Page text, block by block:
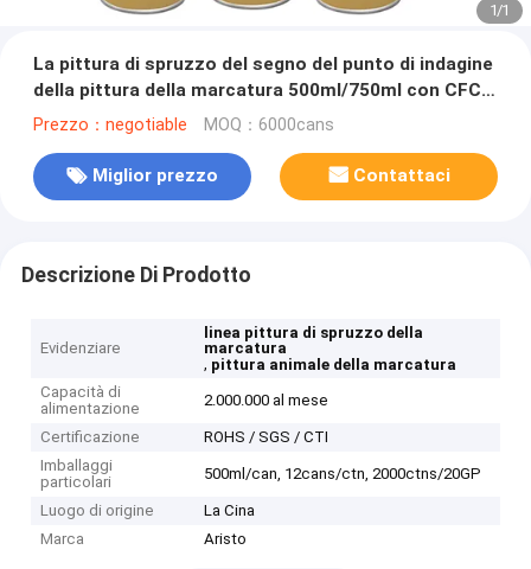
1/1
La pittura di spruzzo del segno del punto di indagine
della pittura della marcatura 500ml/750ml con CFC
libera
Prezzo：negotiable MOQ：6000cans
Miglior prezzo Contattaci
Descrizione Di Prodotto
Evidenziare
linea pittura di spruzzo della
marcatura
, pittura animale della marcatura
Capacità di
alimentazione
2.000.000 al mese
Certificazione
ROHS / SGS / CTI
Imballaggi
particolari
500ml/can, 12cans/ctn, 2000ctns/20GP
Luogo di origine
La Cina
Marca
Aristo